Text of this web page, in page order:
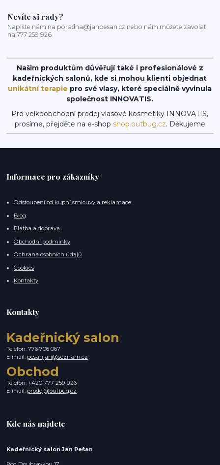
Nevíte si rady?
Napište nám na poradna@janpesan.cz nebo nám můžete zavolat
na 777 259 926.
Našim produktům důvěřují také i profesionálové z
kadeřnických salonů, kde si mohou klienti objednat
unikátní terapie pro své vlasy, které speciálně vyvinula
společnost INNOVATIS.
Pro velkoobchodní prodej vlasové kosmetiky INNOVATIS,
prosíme, přejděte na e-shop shop.outbug.cz. Děkujeme
Informace pro zákazníky
Odstoupení od kupní smlouvy a reklamace
Blog
Platba a doprava
Obchodní podmínky
Ochrana osobních údajů
Cookies
Kontakty
Kontakty
Kadeřnický salon
Telefon: 776 706 067
E-mail: pesanjan@seznam.cz
Obchod
Telefon: +420 777 259 926
E-mail: prodej@outbug.cz
Kde nás najdete
Kadeřnický salon Jan Pešan